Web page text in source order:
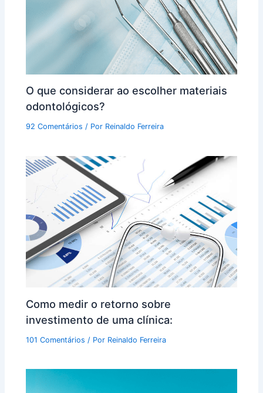
O que considerar ao escolher materiais
odontológicos?
92 Comentários / Por Reinaldo Ferreira
Como medir o retorno sobre
investimento de uma clínica:
101 Comentários / Por Reinaldo Ferreira